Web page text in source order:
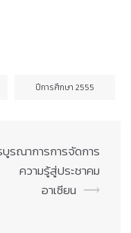
ปีการศึกษา 2555
บูรณาการการจัดการ
ความรู้สู่ประชาคม
อาเซียน ⟶